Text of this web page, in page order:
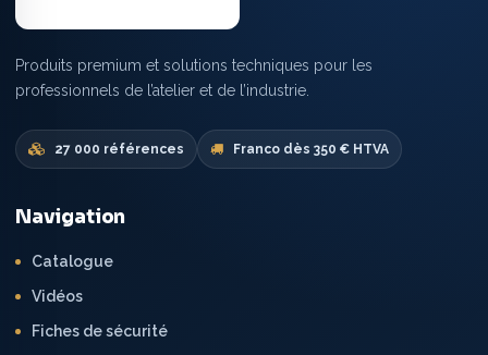
Produits premium et solutions techniques pour les
professionnels de l’atelier et de l’industrie.
27 000 références Franco dès 350 € HTVA
Navigation
Catalogue
Vidéos
Fiches de sécurité